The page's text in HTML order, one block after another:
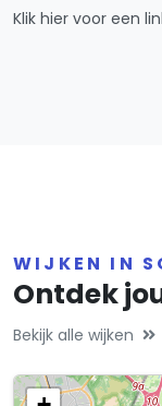
Klik hier voor een
WIJKEN IN
Ontdek
Bekijk alle wijken